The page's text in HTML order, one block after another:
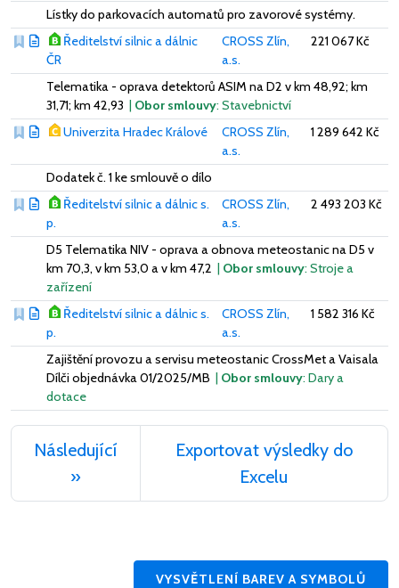
Lístky do parkovacích automatů pro zavorové systémy.
Ředitelství silnic a dálnic
ČR
CROSS Zlín,
a.s.
221 067 Kč
Telematika - oprava detektorů ASIM na D2 v km 48,92; km
31,71; km 42,93 | Obor smlouvy: Stavebnictví
Univerzita Hradec Králové
CROSS Zlín,
a.s.
1 289 642 Kč
Dodatek č. 1 ke smlouvě o dílo
Ředitelství silnic a dálnic s.
p.
CROSS Zlín,
a.s.
2 493 203 Kč
D5 Telematika NIV - oprava a obnova meteostanic na D5 v
km 70,3, v km 53,0 a v km 47,2 | Obor smlouvy: Stroje a
zařízení
Ředitelství silnic a dálnic s.
p.
CROSS Zlín,
a.s.
1 582 316 Kč
Zajištění provozu a servisu meteostanic CrossMet a Vaisala
Dílči objednávka 01/2025/MB | Obor smlouvy: Dary a
dotace
Následující
»
Exportovat výsledky do
Excelu
VYSVĚTLENÍ BAREV A SYMBOLŮ